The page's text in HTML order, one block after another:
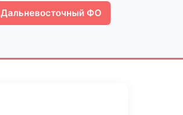
Дальневосточный ФО